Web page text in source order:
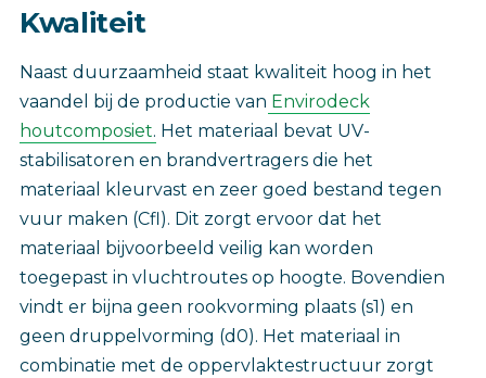
Kwaliteit‎
Naast duurzaamheid staat kwaliteit hoog in het
vaandel bij de productie van Envirodeck
houtcomposiet. Het materiaal bevat UV-
stabilisatoren en brandvertragers die het
materiaal kleurvast en zeer goed bestand tegen
vuur maken (Cfl). Dit zorgt ervoor dat het
materiaal bijvoorbeeld veilig kan worden
toegepast in vluchtroutes op hoogte. Bovendien
vindt er bijna geen rookvorming plaats (s1) en
geen druppelvorming (d0). Het materiaal in
combinatie met de oppervlaktestructuur zorgt